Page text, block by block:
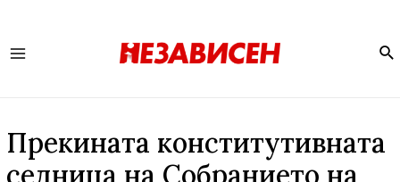
Прекината конститутивната
седница на Собранието на